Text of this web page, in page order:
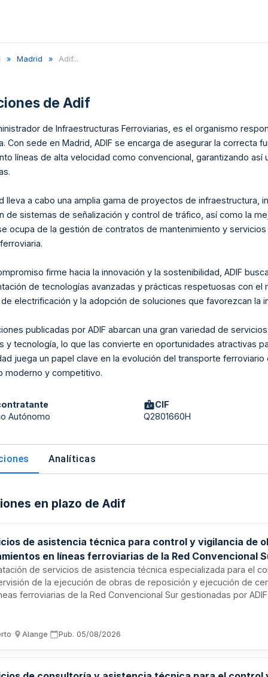
Madrid Adif...
de Adif
de Infraestructuras Ferroviarias, es el organismo
Con sede en Madrid, ADIF se encarga de asegurar la correcta
líneas de alta velocidad como convencional, garantizando
lleva a cabo una amplia gama de proyectos de infraestructura,
de sistemas de señalización y control de tráfico, así como la
ocupa de la gestión de contratos de mantenimiento y
firme hacia la innovación y la sostenibilidad, ADIF
de tecnologías avanzadas y prácticas respetuosas con
electrificación y la adopción de soluciones que favorezcan la
publicadas por ADIF abarcan una gran variedad de
y tecnología, lo que las convierte en oportunidades atractivas
juega un papel clave en la evolución del transporte
moderno y competitivo.
Autónomo
CIF
Q2801660H
Analíticas
en plazo de Adif
de asistencia técnica para control y vigilancia de
en líneas ferroviarias de la Red Convencional
de servicios de asistencia técnica especializada para el
de la ejecución de obras de reposición y ejecución de
ferroviarias de la Red Convencional Sur gestionadas por
hasta la recepción de las obras.
· Alange· Pub. 05/08/2026